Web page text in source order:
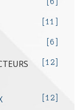
11
6
12
12